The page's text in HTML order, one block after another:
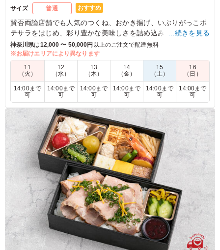
サイズ 普通 おすすめ
賛否両論店舗でも人気のつくね、おかき揚げ、いぶりがっこポ
テサラをはじめ、彩り豊かな美味しさを詰め込みました。
みんな大好き生姜焼きを、おろしにんじんでちょっとおめか
し。お肉だけどあっさりお召し上がりいただける、新感覚の生
姜焼きです。
4.5 誠信システムズ株式会社
内定式のお昼御飯用に注文しました。 生姜焼きが好きな
方がチョイスしましたが、味付けとボリューム感のどちら
も大満足でした！ 今後も頼みたいと思うのでよろしくお
願いします！
ご利用シーン：懇親会›内定式
東京都台東区台東2022/10/02
…続きを見る
神奈川県は12,000 〜 50,000円 以上のご注文で配達無料
※お届けエリアにより異なります
11
（火）
12
（水）
13
（木）
14
（金）
15
（土）
16
（日）
14:00まで
可
14:00まで
可
14:00まで
可
14:00まで
可
14:00まで
可
14:00まで
可